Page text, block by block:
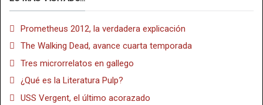
Prometheus 2012, la verdadera explicación
The Walking Dead, avance cuarta temporada
Tres microrrelatos en gallego
¿Qué es la Literatura Pulp?
USS Vergent, el último acorazado